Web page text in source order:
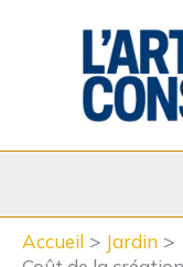
Accueil
Jardin